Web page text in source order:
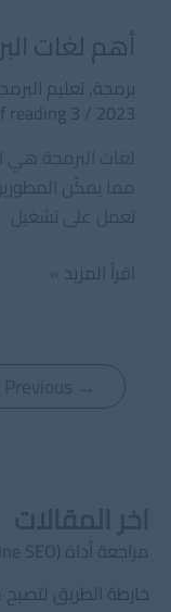
أهم لغات
برمجة,تعليم
2023
/
3 minutes of reading
أهم
المستخدمة
حالياً
اقرأ المزيد »
pagination
مراجعة أداة AIOSEO (All in One SEO) لووردبريس
خارطة الطريق لتصبح